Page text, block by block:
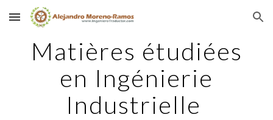
Skip to main content Skip to navigation
Matières étudiées
en Ingénierie
Industrielle